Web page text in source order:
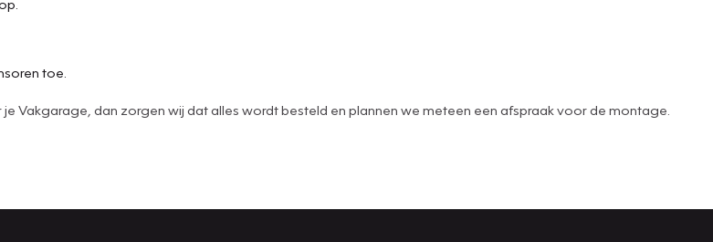
toe.
Vakgarage, dan zorgen wij dat alles wordt besteld en plannen we meteen een afspraak voor de montage.